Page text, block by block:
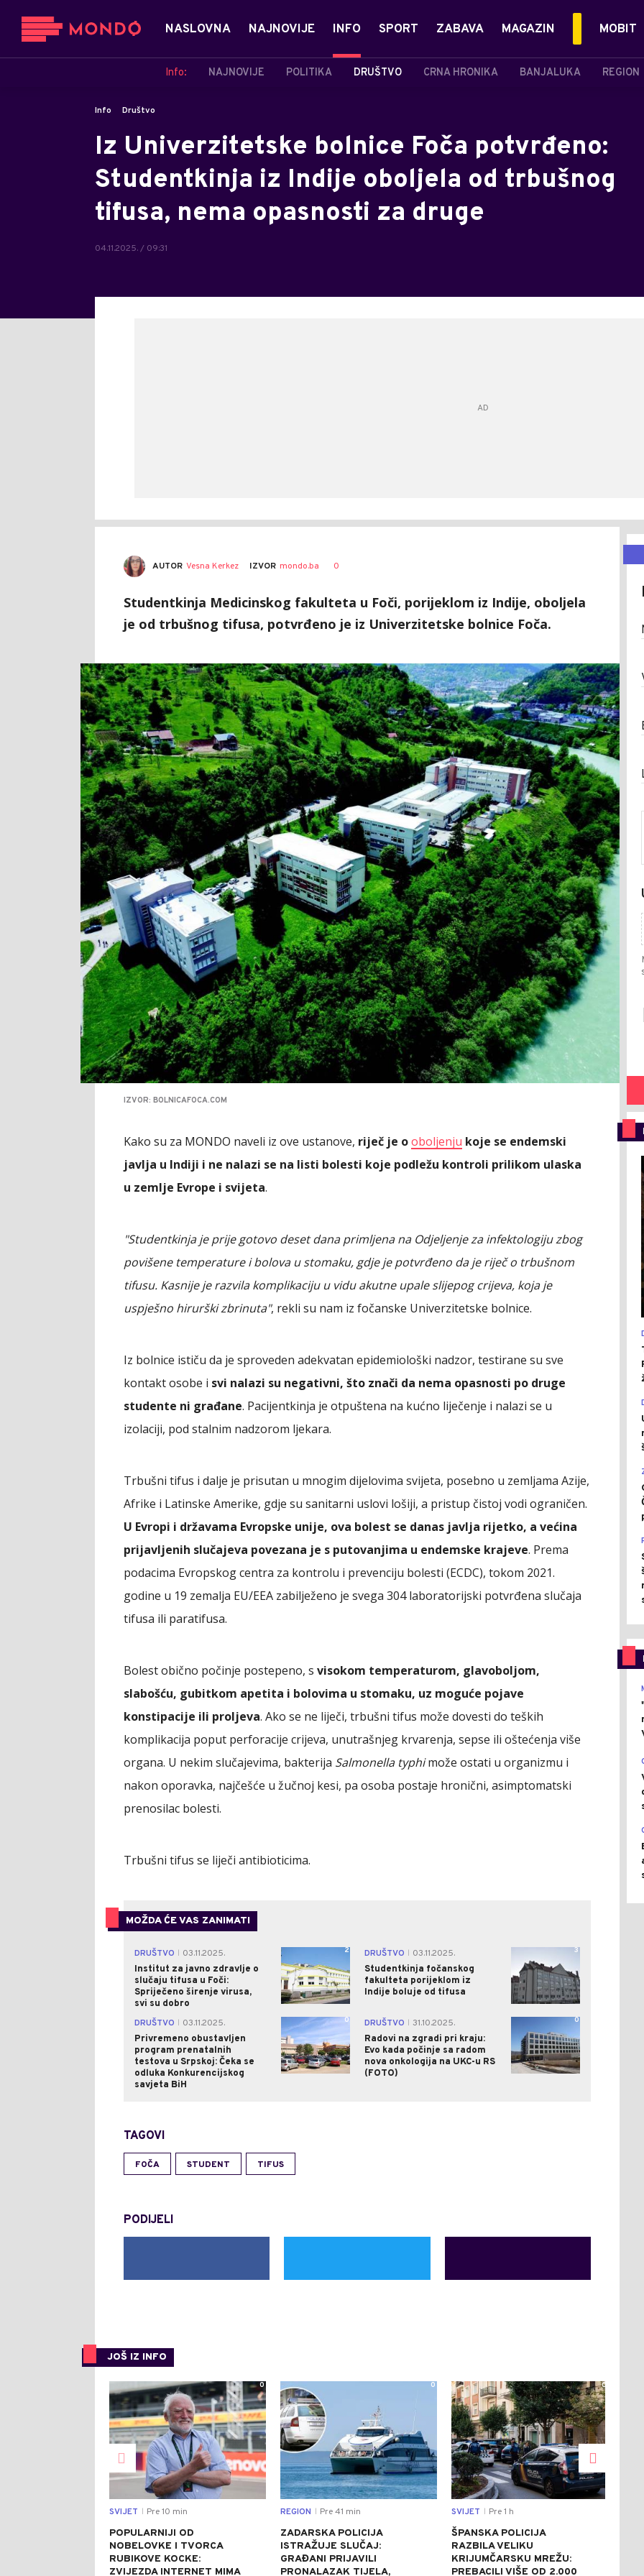
NASLOVNA NAJNOVIJE INFO
Info: NAJNOVIJE POLITIKA DRUŠTVO CRNA HRONIKA BANJALUKA REGION
SPORT ZABAVA MAGAZIN MOBIT
Info Društvo
Iz Univerzitetske bolnice Foča potvrđeno:
Studentkinja iz Indije oboljela od trbušnog
tifusa, nema opasnosti za druge
04.11.2025. / 09:31
AUTOR Vesna Kerkez IZVOR mondo.ba 0
Studentkinja Medicinskog fakulteta u Foči, porijeklom iz Indije, oboljela
je od trbušnog tifusa, potvrđeno je iz Univerzitetske bolnice Foča.
IZVOR: BOLNICAFOCA.COM
Kako su za MONDO naveli iz ove ustanove, riječ je ooboljenju koje se endemski
javlja u Indiji i ne nalazi se na listi bolesti koje podležu kontroli prilikom ulaska
u zemlje Evrope i svijeta.
"Studentkinja je prije gotovo deset dana primljena na Odjeljenje za infektologiju zbog
povišene temperature i bolova u stomaku, gdje je potvrđeno da je riječ o trbušnom
tifusu. Kasnije je razvila komplikaciju u vidu akutne upale slijepog crijeva, koja je
uspješno hirurški zbrinuta", rekli su nam iz fočanske Univerzitetske bolnice.
Iz bolnice ističu da je sproveden adekvatan epidemiološki nadzor, testirane su sve
kontakt osobe i svi nalazi su negativni, što znači da nema opasnosti po druge
studente ni građane. Pacijentkinja je otpuštena na kućno liječenje i nalazi se u
izolaciji, pod stalnim nadzorom ljekara.
Trbušni tifus i dalje je prisutan u mnogim dijelovima svijeta, posebno u zemljama Azije,
Afrike i Latinske Amerike, gdje su sanitarni uslovi lošiji, a pristup čistoj vodi ograničen.
U Evropi i državama Evropske unije, ova bolest se danas javlja rijetko, a većina
prijavljenih slučajeva povezana je s putovanjima u endemske krajeve. Prema
podacima Evropskog centra za kontrolu i prevenciju bolesti (ECDC), tokom 2021.
godine u 19 zemalja EU/EEA zabilježeno je svega 304 laboratorijski potvrđena slučaja
tifusa ili paratifusa.
Bolest obično počinje postepeno, s visokom temperaturom, glavoboljom,
slabošću, gubitkom apetita i bolovima u stomaku, uz moguće pojave
konstipacije ili proljeva. Ako se ne liječi, trbušni tifus može dovesti do teških
komplikacija poput perforacije crijeva, unutrašnjeg krvarenja, sepse ili oštećenja više
organa. U nekim slučajevima, bakterija Salmonella typhimože ostati u organizmu i
nakon oporavka, najčešće u žučnoj kesi, pa osoba postaje hronični, asimptomatski
prenosilac bolesti.
Trbušni tifus se liječi antibioticima.
MOŽDA ĆE VAS ZANIMATI
DRUŠTVO
03.11.2025.
Institut za javno zdravlje o
slučaju tifusa u Foči:
Spriječeno širenje virusa,
svi su dobro
2 DRUŠTVO
03.11.2025.
Studentkinja fočanskog
fakulteta porijeklom iz
Indije boluje od tifusa
3
DRUŠTVO
03.11.2025.
Privremeno obustavljen
program prenatalnih
testova u Srpskoj: Čeka se
odluka Konkurencijskog
savjeta BiH
0 DRUŠTVO
31.10.2025.
Radovi na zgradi pri kraju:
Evo kada počinje sa radom
nova onkologija na UKC-u RS
(FOTO)
0
TAGOVI
FOČA STUDENT TIFUS
PODIJELI
JOŠ IZ INFO
0
SVIJET Pre 10 min
POPULARNIJI OD
NOBELOVKE I TVORCA
RUBIKOVE KOCKE:
ZVIJEZDA INTERNET MIMA
0
REGION Pre 41 min
ZADARSKA POLICIJA
ISTRAŽUJE SLUČAJ:
GRAĐANI PRIJAVILI
PRONALAZAK TIJELA,
0
SVIJET Pre 1 h
ŠPANSKA POLICIJA
RAZBILA VELIKU
KRIJUMČARSKU MREŽU:
PREBACILI VIŠE OD 2.000